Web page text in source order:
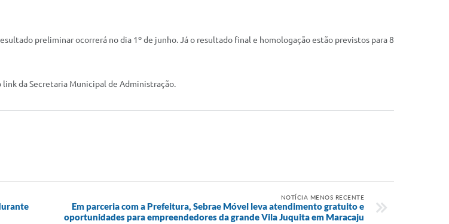
preliminar ocorrerá no dia 1º de junho. Já o resultado final e homologação estão previstos para 8
link da Secretaria Municipal de Administração.
NOTÍCIA MENOS RECENTE
Em parceria com a Prefeitura, Sebrae Móvel leva atendimento gratuito e
oportunidades para empreendedores da grande Vila Juquita em Maracaju